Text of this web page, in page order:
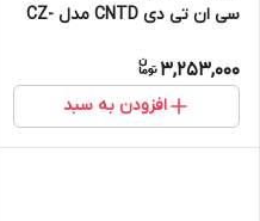
سی ان تی دی CNTD مدل CZ-
3,253,000
افزودن به سبد